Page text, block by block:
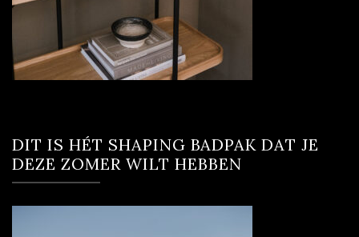
DIT IS HÉT SHAPING BADPAK DAT JE
DEZE ZOMER WILT HEBBEN